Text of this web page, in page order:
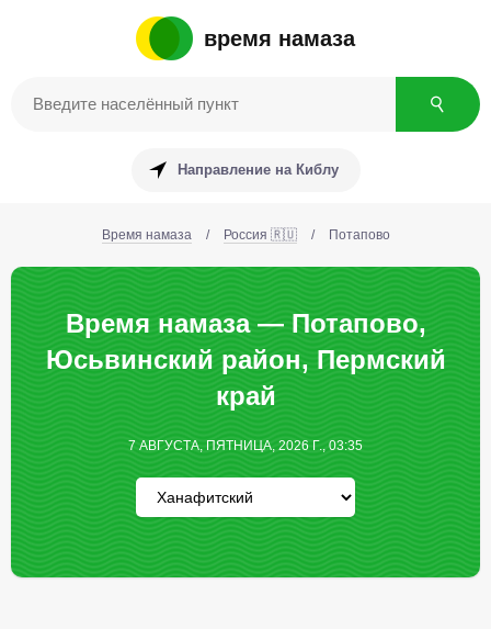
время намаза
Направление на Киблу
Время намаза / Россия 🇷🇺 / Потапово
Время намаза — Потапово,
Юсьвинский район, Пермский
край
7 АВГУСТА, ПЯТНИЦА, 2026 Г., 03:35